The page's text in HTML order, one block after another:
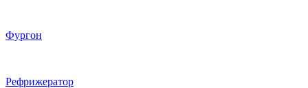
Фургон
Рефрижератор